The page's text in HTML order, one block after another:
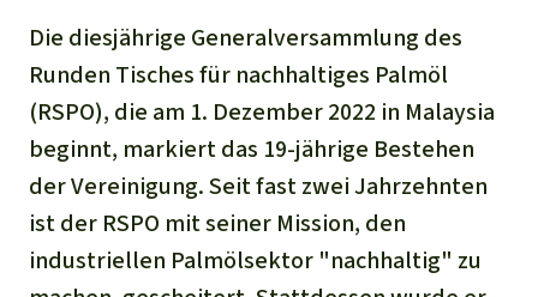
Die diesjährige Generalversammlung des
Runden Tisches für nachhaltiges Palmöl
(RSPO), die am 1. Dezember 2022 in Malaysia
beginnt, markiert das 19-jährige Bestehen
der Vereinigung. Seit fast zwei Jahrzehnten
ist der RSPO mit seiner Mission, den
industriellen Palmölsektor "nachhaltig" zu